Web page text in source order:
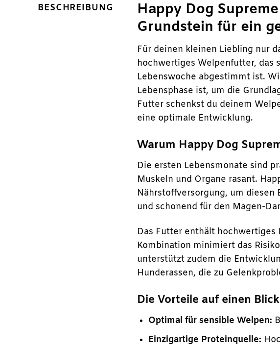
BESCHREIBUNG
Happy Dog
Grundstein für ein
Für deinen kleinen Liebling nur
hochwertiges Welpenfutter, das
Lebenswoche abgestimmt ist.
Lebensphase ist, um die
Futter schenkst du deinem
eine optimale Entwicklung.
Warum Happy Dog
Die ersten Lebensmonate sind
Muskeln und Organe rasant.
Nährstoffversorgung, um
und schonend für den Magen-
Das Futter enthält hochwertiges
Kombination minimiert das
unterstützt zudem die
Hunderassen, die zu
Die Vorteile auf einen
Optimal für sensible Welpen:
Einzigartige Proteinquelle: